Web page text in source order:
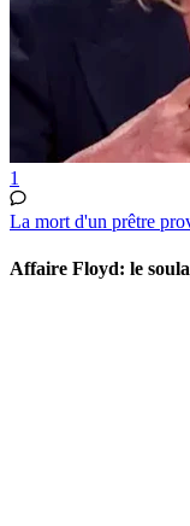
1
La mort d'un prêtre
Affaire Floyd: le